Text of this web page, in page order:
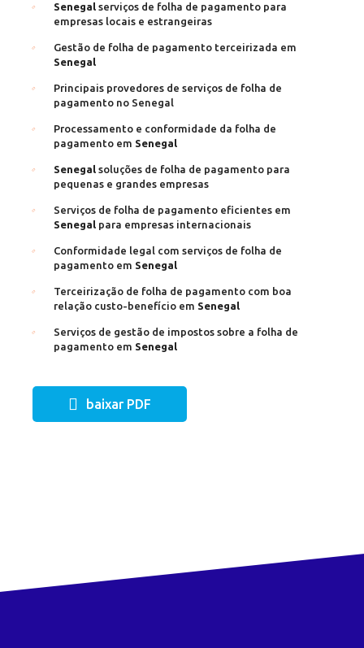
Senegal serviços de folha de pagamento para
empresas locais e estrangeiras
Gestão de folha de pagamento terceirizada em
Senegal
Principais provedores de serviços de folha de
pagamento no Senegal
Processamento e conformidade da folha de
pagamento em Senegal
Senegal soluções de folha de pagamento para
pequenas e grandes empresas
Serviços de folha de pagamento eficientes em
Senegal para empresas internacionais
Conformidade legal com serviços de folha de
pagamento em Senegal
Terceirização de folha de pagamento com boa
relação custo-benefício em Senegal
Serviços de gestão de impostos sobre a folha de
pagamento em Senegal
baixar PDF